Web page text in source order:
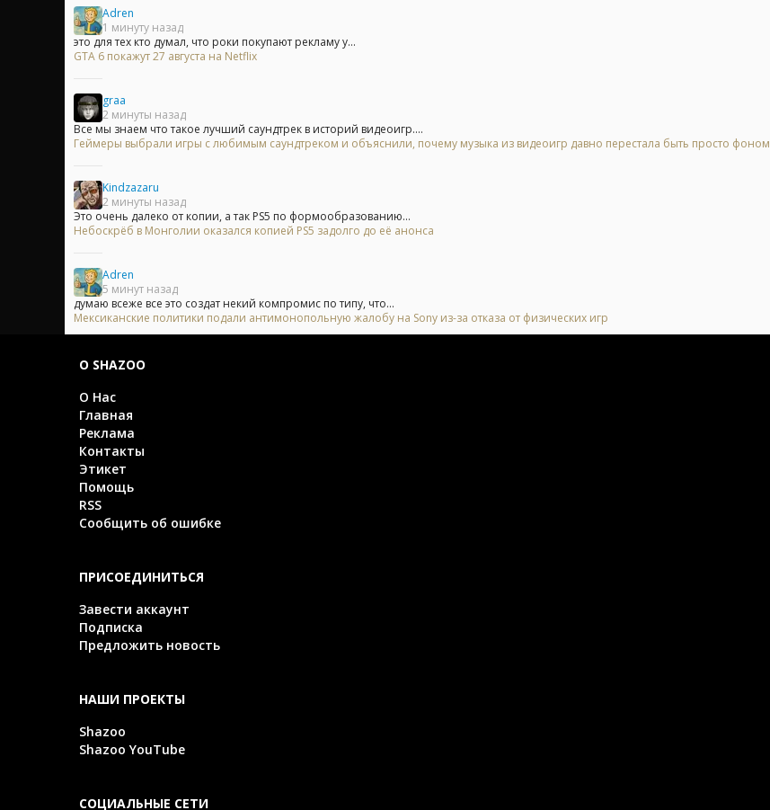
Adren
1 минуту назад
это для тех кто думал, что роки покупают рекламу у...
GTA 6 покажут 27 августа на Netflix
graa
2 минуты назад
Все мы знаем что такое лучший саундтрек в историй видеоигр....
Геймеры выбрали игры с любимым саундтреком и объяснили, почему музыка из видеоигр давно перестала быть просто фоном
Kindzazaru
2 минуты назад
Это очень далеко от копии, а так PS5 по формообразованию...
Небоскрёб в Монголии оказался копией PS5 задолго до её анонса
Adren
5 минут назад
думаю всеже все это создат некий компромис по типу, что...
Мексиканские политики подали антимонопольную жалобу на Sony из-за отказа от физических игр
О SHAZOO
О Нас
Главная
Реклама
Контакты
Этикет
Помощь
RSS
Сообщить об ошибке
ПРИСОЕДИНИТЬСЯ
Завести аккаунт
Подписка
Предложить новость
НАШИ ПРОЕКТЫ
Shazoo
Shazoo YouTube
СОЦИАЛЬНЫЕ СЕТИ